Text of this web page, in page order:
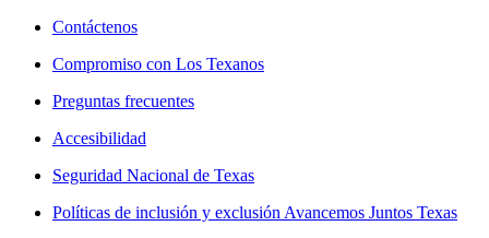
Contáctenos
Compromiso con Los Texanos
Preguntas frecuentes
Accesibilidad
Seguridad Nacional de Texas
Políticas de inclusión y exclusión Avancemos Juntos Texas